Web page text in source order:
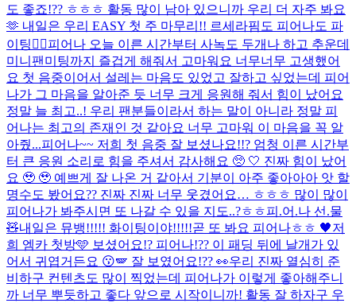
도 좋죠!?? ㅎㅎㅎ 활동 많이 남아 있으니까 우리 더 자주 봐요
🫶 내일은 우리 EASY 첫 주 마무리!! 르세라핌도 피어나도 파
이팅❤️‍🔥피어나 오늘 이른 시간부터 사녹도 두개나 하고 추운데
미니팬미팅까지 즐겁게 해줘서 고마워요 너무너무 고생했어
요 첫 음중이어서 설레는 마음도 있었고 잘하고 싶었는데 피어
나가 그 마음을 알아준 듯 너무 크게 응원해 줘서 힘이 났어요
정말 늘 최고..! 우리 팬분들이라서 하는 말이 아니라 정말 피
어나는 최고의 존재인 것 같아요 너무 고마워 이 마음을 꼭 알
아줬...피어나~~ 저희 첫 음중 잘 보셨나요!!? 엄청 이른 시간부
터 큰 응원 소리로 힘을 주셔서 감사해요 🥺 🤍 진짜 힘이 났어
요 🥹 🥹 예쁘게 잘 나온 거 같아서 기분이 아주 좋아아아 앗 할
명수도 봤어요?? 진짜 진짜 너무 웃겼어요… ㅎㅎㅎ 많이 많이
피어나가 봐주시면 또 나갈 수 있을 지도..?ㅎㅎ피.어.나 선.물
🧸내일은 뮤뱅!!!!! 화이팅이야!!!!!곧 또 봐요 피어나ㅎㅎ 🖤저
희 엠카 첫방🩵 보셨어요!? 피어나!?? 이 패딩 뒤에 날개가 있
어서 귀엽거든요 😗​🪽 잘 보였어요!?? 👀​우리 진짜 열심히 준
비하구 컨텐츠도 많이 찍었는데 피어나가 이렇게 좋아해주니
까 너무 뿌듯하고 좋다 앞으로 시작이니까! 활동 잘 하자구 우